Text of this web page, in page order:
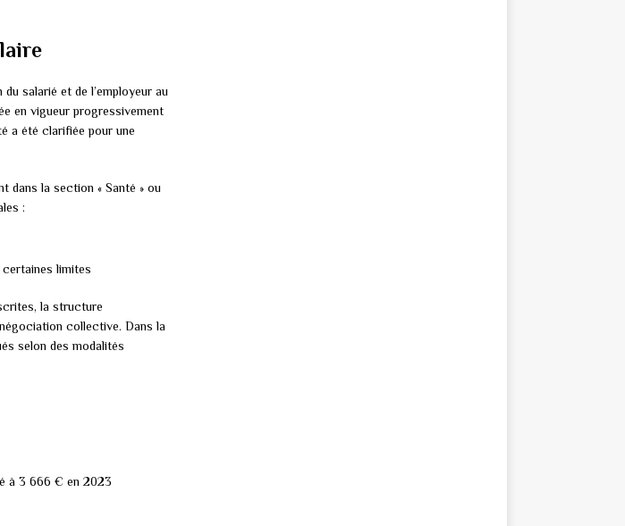
salarié et de l’employeur au
en vigueur progressivement
a été clarifiée pour une
dans la section « Santé » ou
:
limites
la structure
collective. Dans la
selon des modalités
à 3 666 € en 2023